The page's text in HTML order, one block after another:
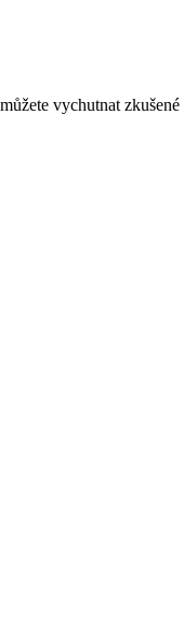
vychutnat zkušené